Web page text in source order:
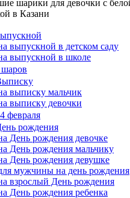
выпускной в детском саду
выпускной в школе
выписку мальчик
выписку девочки
февраля
рождения
День рождения девочке
День рождения мальчику
День рождения девушке
мужчины на день рождения
взрослый День рождения
День рождения ребенка